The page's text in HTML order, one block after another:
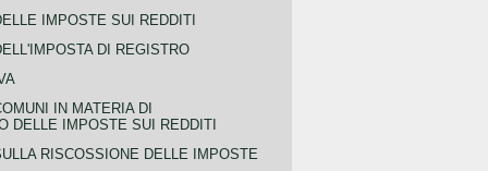
IMPOSTE SUI REDDITI
DI REGISTRO
IN MATERIA DI
DELLE IMPOSTE SUI REDDITI
RISCOSSIONE DELLE IMPOSTE